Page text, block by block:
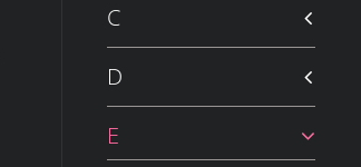
C
D
E